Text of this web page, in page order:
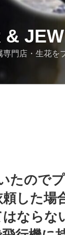
&
門店・生花を
たので
した場
ならな